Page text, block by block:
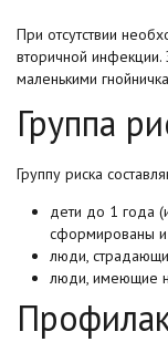
При отсутствии
вторичной инфекции.
маленькими
Группа
Группу риска
дети до 1 года
сформированы
люди,
люди, имеющие